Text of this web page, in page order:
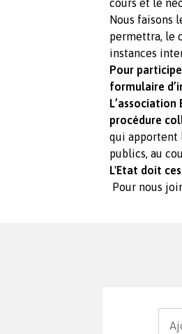
cours et le
Nous faisons
permettra, le
instances
Pour
formulaire
L’association
procédure
qui apportent
publics, au
L'Etat doit
Pour nous